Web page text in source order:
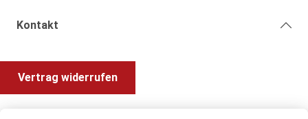
Kontakt
Vertrag widerrufen